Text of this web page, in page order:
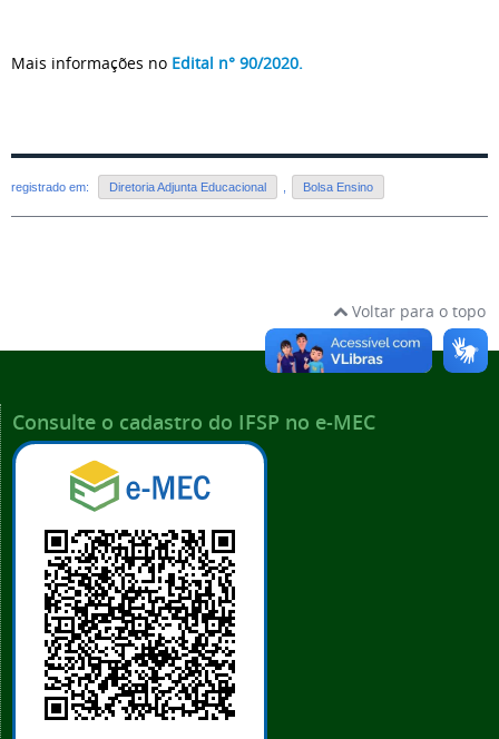
Mais informações no Edital n° 90/2020.
registrado em: Diretoria Adjunta Educacional Bolsa Ensino
Voltar para o topo
Consulte o cadastro do IFSP no e-MEC